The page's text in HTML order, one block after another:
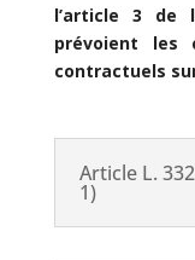
l’article 3 de
prévoient les
contractuels
Article L.
1)